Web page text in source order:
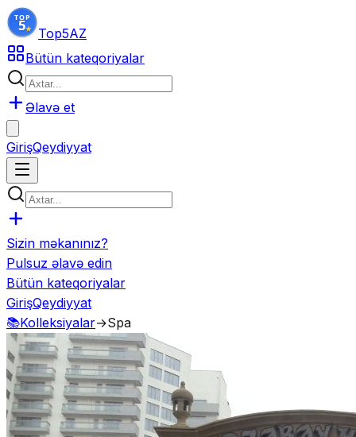
Top5AZ
Bütün kateqoriyalar
Əlavə et
GirişQeydiyyat
Sizin məkanınız?
Pulsuz əlavə edin
Bütün kateqoriyalar
GirişQeydiyyat
📚Kolleksiyalar→Spa